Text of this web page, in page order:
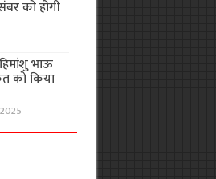
को होगी
भाऊ
को किया